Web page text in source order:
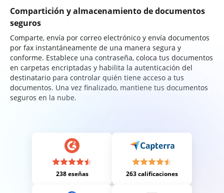
Compartición y almacenamiento de documentos
seguros
Comparte, envía por correo electrónico y envía documentos
por fax instantáneamente de una manera segura y
conforme. Establece una contraseña, coloca tus documentos
en carpetas encriptadas y habilita la autenticación del
destinatario para controlar quién tiene acceso a tus
documentos. Una vez finalizado, mantiene tus documentos
seguros en la nube.
238 eseñas 263 calificaciones